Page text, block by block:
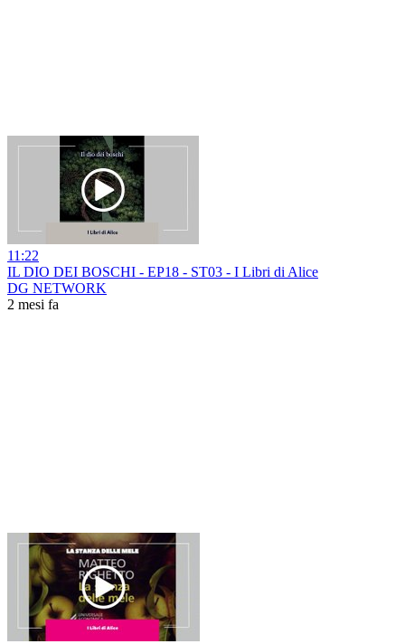
11:22
IL DIO DEI BOSCHI - EP18 - ST03 - I Libri di Alice
DG NETWORK
2 mesi fa